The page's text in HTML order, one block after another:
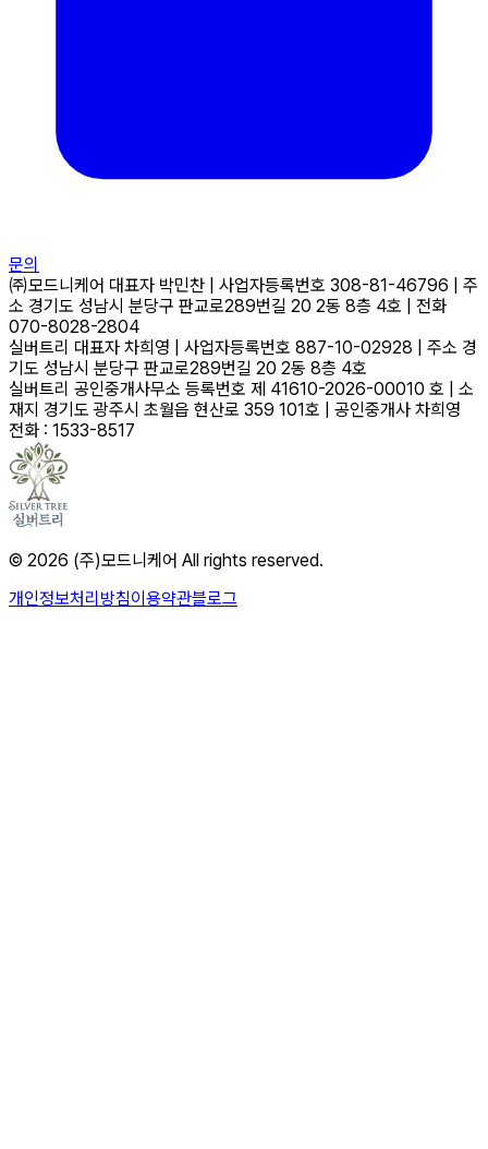
문의
㈜모드니케어 대표자 박민찬 사업자등록번호 308-81-46796
주
소 경기도 성남시 분당구 판교로289번길 20 2동 8층 4호
전화
070-8028-2804
실버트리 대표자 차희영 사업자등록번호 887-10-02928 주소 경
기도 성남시 분당구 판교로289번길 20 2동 8층 4호
실버트리 공인중개사무소 등록번호 제 41610-2026-00010 호
소
재지 경기도 광주시 초월읍 현산로 359 101호 공인중개사 차희영
전화 : 1533-8517
© 2026 (주)모드니케어 All rights reserved.
개인정보처리방침이용약관블로그